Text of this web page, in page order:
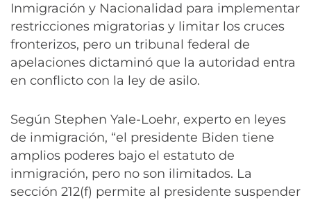
Inmigración y Nacionalidad para implementar
restricciones migratorias y limitar los cruces
fronterizos, pero un tribunal federal de
apelaciones dictaminó que la autoridad entra
en conflicto con la ley de asilo.
Según Stephen Yale-Loehr, experto en leyes
de inmigración, “el presidente Biden tiene
amplios poderes bajo el estatuto de
inmigración, pero no son ilimitados. La
sección 212(f) permite al presidente suspender